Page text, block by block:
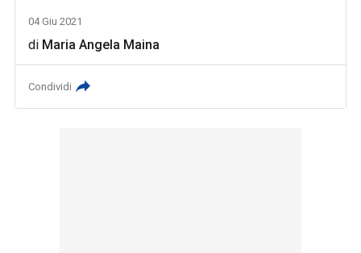
04 Giu 2021
di Maria Angela Maina
Condividi